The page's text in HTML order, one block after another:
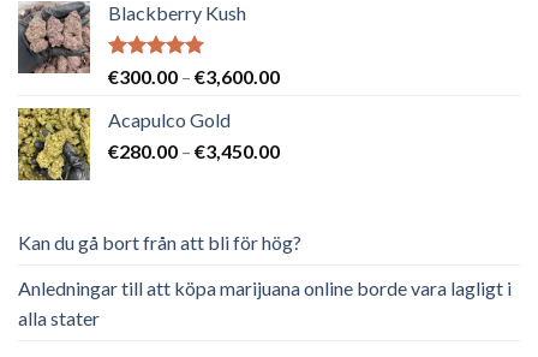
Blackberry Kush
Betygsatt
€300.00 – €3,600.00Prisintervall:
€3,600.00
Acapulco Gold
€280.00 – €3,450.00Prisintervall:
Kan du gå bort från att bli för hög?
Anledningar till att köpa marijuana online borde vara lagligt i
alla stater